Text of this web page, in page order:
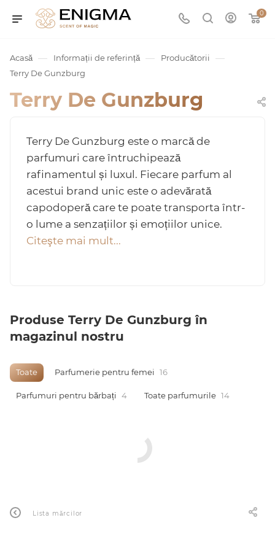
0
Acasă — Informații de referință — Producătorii —
Terry De Gunzburg
Terry De Gunzburg
Terry De Gunzburg este o marcă de
parfumuri care întruchipează
rafinamentul și luxul. Fiecare parfum al
acestui brand unic este o adevărată
capodoperă care te poate transporta într-
o lume a senzațiilor și emoțiilor unice.
Citeşte mai mult...
Produse Terry De Gunzburg în
magazinul nostru
Toate Parfumerie pentru femei 16
Parfumuri pentru bărbați 4 Toate parfumurile 14
Lista mărcilor